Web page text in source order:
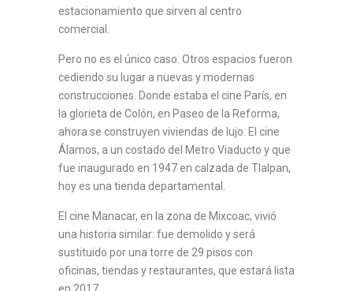
estacionamiento que sirven al centro
comercial.
Pero no es el único caso. Otros espacios fueron
cediendo su lugar a nuevas y modernas
construcciones. Donde estaba el cine París, en
la glorieta de Colón, en Paseo de la Reforma,
ahora se construyen viviendas de lujo. El cine
Álamos, a un costado del Metro Viaducto y que
fue inaugurado en 1947 en calzada de Tlalpan,
hoy es una tienda departamental.
El cine Manacar, en la zona de Mixcoac, vivió
una historia similar: fue demolido y será
sustituido por una torre de 29 pisos con
oficinas, tiendas y restaurantes, que estará lista